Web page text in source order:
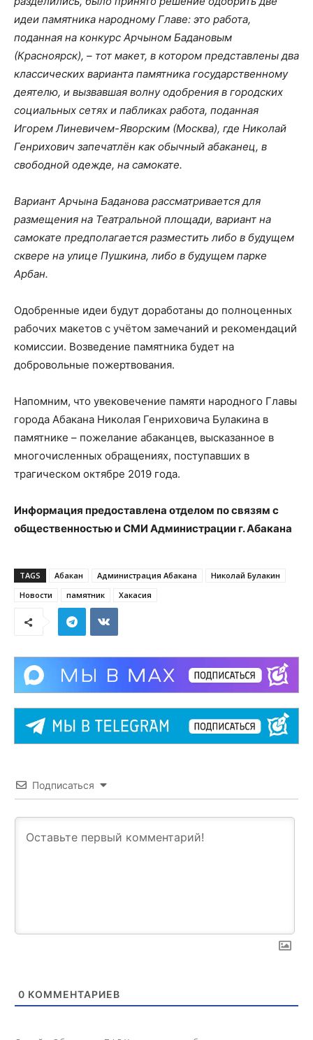
идеи памятника народному Главе: это работа,
поданная на конкурс Арчыном Бадановым
(Красноярск), – тот макет, в котором представлены два
классических варианта памятника государственному
деятелю, и вызвавшая волну одобрения в городских
социальных сетях и пабликах работа, поданная
Игорем Линевичем-Яворским (Москва), где Николай
Генрихович запечатлён как обычный абаканец, в
свободной одежде, на самокате.
Вариант Арчына Баданова рассматривается для
размещения на Театральной площади, вариант на
самокате предполагается разместить либо в будущем
сквере на улице Пушкина, либо в будущем парке
Арбан.
Одобренные идеи будут доработаны до полноценных
рабочих макетов с учётом замечаний и рекомендаций
комиссии. Возведение памятника будет на
добровольные пожертвования.
Напомним, что увековечение памяти народного Главы
города Абакана Николая Генриховича Булакина в
памятнике – пожелание абаканцев, высказанное в
многочисленных обращениях, поступавших в
трагическом октябре 2019 года.
Информация предоставлена отделом по связям с
общественностью и СМИ Администрации г. Абакана
TAGS Абакан Администрация Абакана
Николай Булакин
Новости
памятник Хакасия
Подписаться
0 КОММЕНТАРИЕВ